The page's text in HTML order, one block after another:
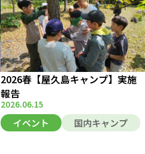
2026春【屋久島キャンプ】実施
報告
2026.06.15
イベント 国内キャンプ